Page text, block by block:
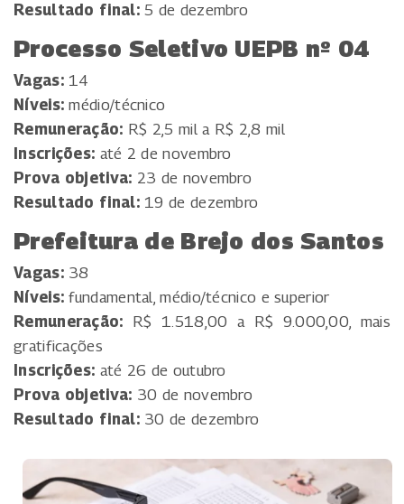
Resultado final:5 de dezembro
Processo Seletivo UEPB nº 04
Vagas:14
Níveis: médio/técnico
Remuneração: R$ 2,5 mil a R$ 2,8 mil
Inscrições: até 2 de novembro
Prova objetiva: 23 de novembro
Resultado final:19 de dezembro
Prefeitura de Brejo dos Santos
Vagas:38
Níveis: fundamental, médio/técnico e superior
Remuneração: R$ 1.518,00 a R$ 9.000,00, mais
gratificações
Inscrições: até 26 de outubro
Prova objetiva: 30 de novembro
Resultado final:30 de dezembro